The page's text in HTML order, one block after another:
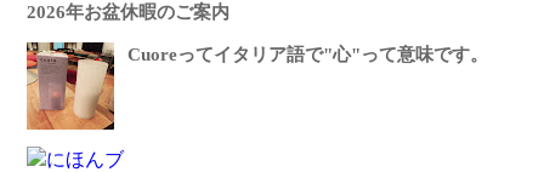
2026年お盆休暇のご案内
Cuoreってイタリア語で"心"って意味です。